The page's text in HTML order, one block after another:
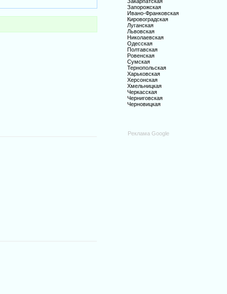
Запорожская
Ивано-Франковская
Кировоградская
Луганская
Львовская
Николаевская
Одесская
Полтавская
Ровенская
Сумская
Тернопольская
Харьковская
Херсонская
Хмельницкая
Черкасская
Черниговская
Черновицкая
Реклама Google